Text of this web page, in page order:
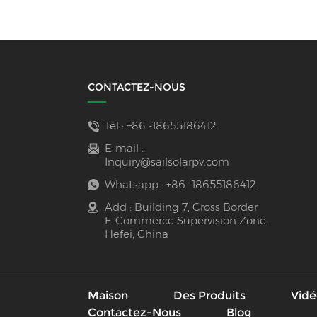
CONTACTEZ-NOUS
Tél : +86 -18655186412
E-mail :
Inquiry@sailsolarpv.com
Whatsapp : +86 -18655186412
Add : Building 7, Cross Border
E-Commerce Supervision Zone,
Hefei, China
Maison Des Produits
Contactez-Nous
Blog